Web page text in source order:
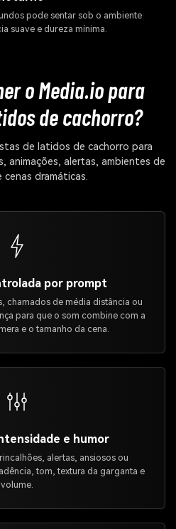
pode sentar sob o ambiente
suave e dureza mínima.
o Media.io para
de cachorro?
de latidos de cachorro para
animações, alertas, ambientes de
cenas dramáticas.
por prompt
chamados de média distância ou
para que o som combine com a
e o tamanho da cena.
e humor
alertas, ansiosos ou
tom, textura da garganta e
volume.